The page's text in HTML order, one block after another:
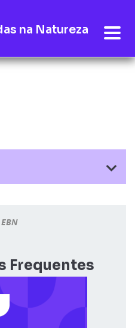
na Natureza
Frequentes